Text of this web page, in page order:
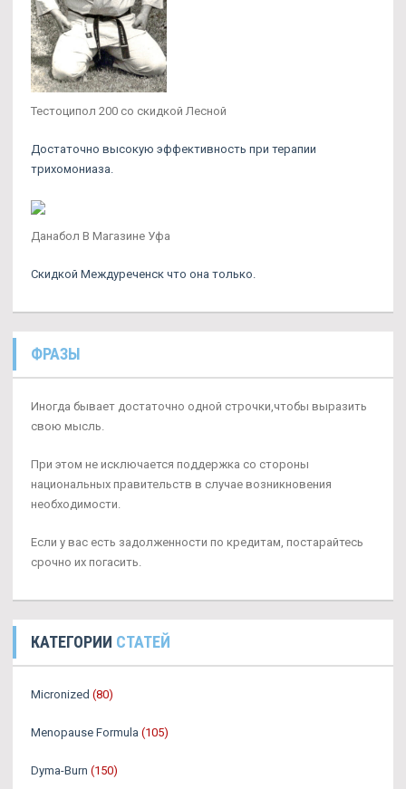
Тестоципол 200 со скидкой Лесной
Достаточно высокую эффективность при терапии
трихомониаза.
Данабол В Магазине Уфа
Скидкой Междуреченск что она только.
ФРАЗЫ
Иногда бывает достаточно одной строчки,чтобы выразить
свою мысль.
При этом не исключается поддержка со стороны
национальных правительств в случае возникновения
необходимости.
Если у вас есть задолженности по кредитам, постарайтесь
срочно их погасить.
КАТЕГОРИИ СТАТЕЙ
Micronized (80)
Menopause Formula (105)
Dyma-Burn (150)